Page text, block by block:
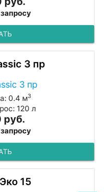
3 пр
0.4 м3
120 л
руб.
15